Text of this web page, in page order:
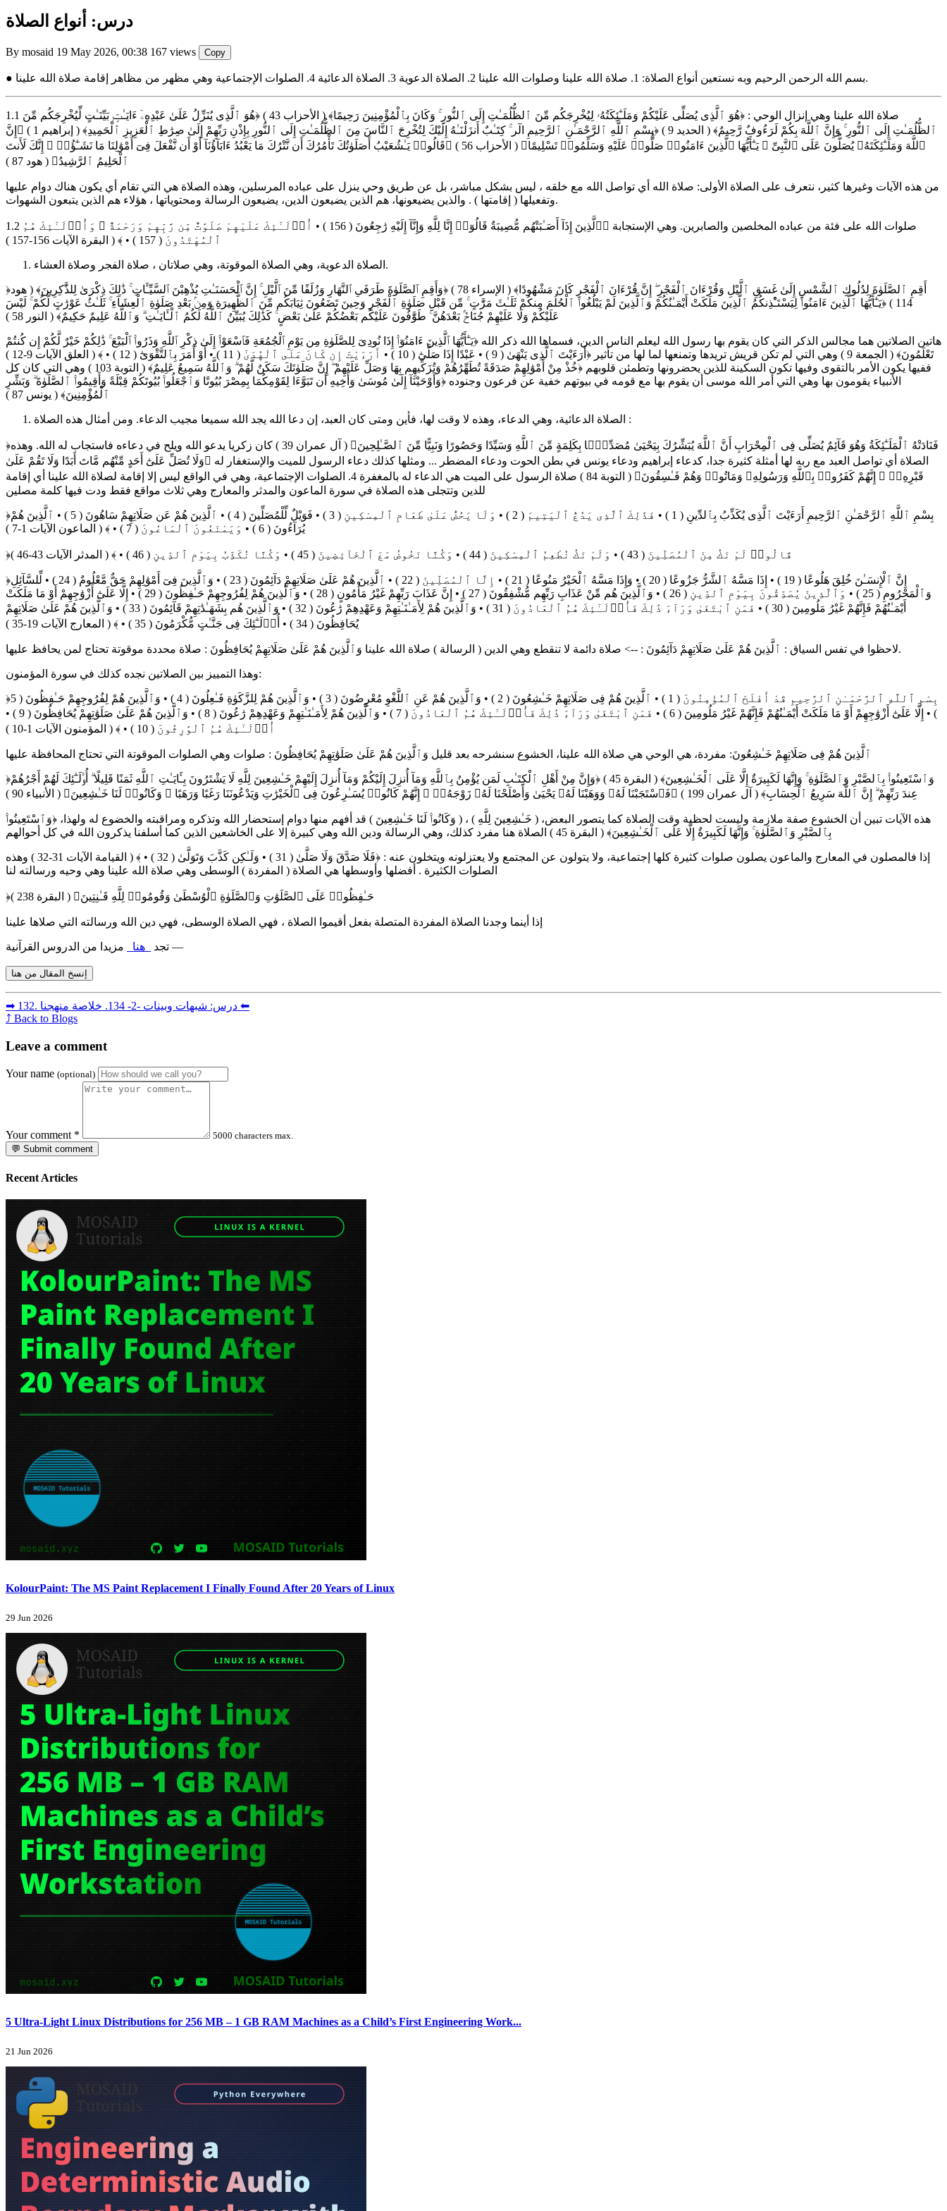
درس: أنواع الصلاة
By mosaid 19 May 2026, 00:38 167 views Copy
● بسم الله الرحمن الرحيم وبه نستعين أنواع الصلاة: 1. صلاة الله علينا وصلوات الله علينا 2. الصلاة الدعوية 3. الصلاة الدعائية 4. الصلوات الإجتماعية وهي مظهر من مظاهر إقامة صلاة الله علينا.
1.1 صلاة الله علينا وهي إنزال الوحي : ﴿هُوَ ٱلَّذِى يُصَلِّى عَلَيْكُمْ وَمَلَـٰٓئِكَتُهُۥ لِيُخْرِجَكُم مِّنَ ٱلظُّلُمَـٰتِ إِلَى ٱلنُّورِ ۚ وَكَانَ بِٱلْمُؤْمِنِينَ رَحِيمًا﴾ ( الأحزاب 43 ) ﴿هُوَ ٱلَّذِى يُنَزِّلُ عَلَىٰ عَبْدِهِۦٓ ءَايَـٰتٍۭ بَيِّنَـٰتٍ لِّيُخْرِجَكُم مِّنَ
ٱلظُّلُمَـٰتِ إِلَى ٱلنُّورِ ۚ وَإِنَّ ٱللَّهَ بِكُمْ لَرَءُوفٌ رَّحِيمٌ﴾ ( الحديد 9 ) ﴿بِسْمِ ٱللَّهِ ٱلرَّحْمَـٰنِ ٱلرَّحِيمِ الٓر ۚ كِتَـٰبٌ أَنزَلْنَـٰهُ إِلَيْكَ لِتُخْرِجَ ٱلنَّاسَ مِنَ ٱلظُّلُمَـٰتِ إِلَى ٱلنُّورِ بِإِذْنِ رَبِّهِمْ إِلَىٰ صِرَٰطِ ٱلْعَزِيزِ ٱلْحَمِيدِ﴾ ( إبراهيم 1 ) ﴿إِنَّ
ٱللَّهَ وَمَلَـٰٓئِكَتَهُۥ يُصَلُّونَ عَلَى ٱلنَّبِىِّ ۚ يَـٰٓأَيُّهَا ٱلَّذِينَ ءَامَنُوا۟ صَلُّوا۟ عَلَيْهِ وَسَلِّمُوا۟ تَسْلِيمًا﴾ ( الأحزاب 56 ) ﴿قَالُوا۟ يَـٰشُعَيْبُ أَصَلَوٰتُكَ تَأْمُرُكَ أَن نَّتْرُكَ مَا يَعْبُدُ ءَابَآؤُنَآ أَوْ أَن نَّفْعَلَ فِىٓ أَمْوَٰلِنَا مَا نَشَـٰٓؤُا۟ ۖ إِنَّكَ لَأَنتَ
ٱلْحَلِيمُ ٱلرَّشِيدُ﴾ ( هود 87 )
من هذه الآيات وغيرها كثير، نتعرف على الصلاة الأولى: صلاة الله أي تواصل الله مع خلقه ، ليس بشكل مباشر، بل عن طريق وحي ينزل على عباده المرسلين، وهذه الصلاة هي التي تقام أي يكون هناك دوام عليها
وتفعيلها ( إقامتها ) . والذين يضيعونها، هم الذين يضيعون الدين، يضيعون الرسالة ومحتوياتها ، هؤلاء هم الذين يتبعون الشهوات.
1.2 صلوات الله على فئة من عباده المخلصين والصابرين. وهي الإستجابة ﴿ٱلَّذِينَ إِذَآ أَصَـٰبَتْهُم مُّصِيبَةٌ قَالُوٓا۟ إِنَّا لِلَّهِ وَإِنَّآ إِلَيْهِ رَٰجِعُونَ ( 156 ) • أُو۟لَـٰٓئِكَ عَلَيْهِمْ صَلَوَٰتٌ مِّن رَّبِّهِمْ وَرَحْمَةٌ ۖ وَأُو۟لَـٰٓئِكَ هُمُ
ٱلْمُهْتَدُونَ ( 157 ) • ﴾ ( البقرة الآيات 156-157 )
الصلاة الدعوية، وهي الصلاة الموقوتة، وهي صلاتان ، صلاة الفجر وصلاة العشاء.
﴿أَقِمِ ٱلصَّلَوٰةَ لِدُلُوكِ ٱلشَّمْسِ إِلَىٰ غَسَقِ ٱلَّيْلِ وَقُرْءَانَ ٱلْفَجْرِ ۖ إِنَّ قُرْءَانَ ٱلْفَجْرِ كَانَ مَشْهُودًا﴾ ( الإسراء 78 ) ﴿وَأَقِمِ ٱلصَّلَوٰةَ طَرَفَىِ ٱلنَّهَارِ وَزُلَفًا مِّنَ ٱلَّيْلِ ۚ إِنَّ ٱلْحَسَنَـٰتِ يُذْهِبْنَ ٱلسَّيِّـَٔاتِ ۚ ذَٰلِكَ ذِكْرَىٰ لِلذَّٰكِرِينَ﴾ ( هود
114 ) ﴿يَـٰٓأَيُّهَا ٱلَّذِينَ ءَامَنُوا۟ لِيَسْتَـْٔذِنكُمُ ٱلَّذِينَ مَلَكَتْ أَيْمَـٰنُكُمْ وَٱلَّذِينَ لَمْ يَبْلُغُوا۟ ٱلْحُلُمَ مِنكُمْ ثَلَـٰثَ مَرَّٰتٍ ۚ مِّن قَبْلِ صَلَوٰةِ ٱلْفَجْرِ وَحِينَ تَضَعُونَ ثِيَابَكُم مِّنَ ٱلظَّهِيرَةِ وَمِنۢ بَعْدِ صَلَوٰةِ ٱلْعِشَآءِ ۚ ثَلَـٰثُ عَوْرَٰتٍ لَّكُمْ ۚ لَيْسَ
عَلَيْكُمْ وَلَا عَلَيْهِمْ جُنَاحٌۢ بَعْدَهُنَّ ۚ طَوَّٰفُونَ عَلَيْكُم بَعْضُكُمْ عَلَىٰ بَعْضٍ ۚ كَذَٰلِكَ يُبَيِّنُ ٱللَّهُ لَكُمُ ٱلْـَٔايَـٰتِ ۗ وَٱللَّهُ عَلِيمٌ حَكِيمٌ﴾ ( النور 58 )
هاتين الصلاتين هما مجالس الذكر التي كان يقوم بها رسول الله ليعلم الناس الدين، فسماها الله ذكر الله ﴿يَـٰٓأَيُّهَا ٱلَّذِينَ ءَامَنُوٓا۟ إِذَا نُودِىَ لِلصَّلَوٰةِ مِن يَوْمِ ٱلْجُمُعَةِ فَٱسْعَوْا۟ إِلَىٰ ذِكْرِ ٱللَّهِ وَذَرُوا۟ ٱلْبَيْعَ ۚ ذَٰلِكُمْ خَيْرٌ لَّكُمْ إِن كُنتُمْ
تَعْلَمُونَ﴾ ( الجمعة 9 ) وهي التي لم تكن قريش تريدها وتمنعها لما لها من تأثير ﴿أَرَءَيْتَ ٱلَّذِى يَنْهَىٰ ( 9 ) • عَبْدًا إِذَا صَلَّىٰٓ ( 10 ) • أَرَءَيْتَ إِن كَانَ عَلَى ٱلْهُدَىٰٓ ( 11 ) • أَوْ أَمَرَ بِٱلتَّقْوَىٰٓ ( 12 ) • ﴾ ( العلق الآيات 9-12 )
ففيها يكون الأمر بالتقوى وفيها تكون السكينة للذين يحضرونها وتطمئن قلوبهم ﴿خُذْ مِنْ أَمْوَٰلِهِمْ صَدَقَةً تُطَهِّرُهُمْ وَتُزَكِّيهِم بِهَا وَصَلِّ عَلَيْهِمْ ۖ إِنَّ صَلَوٰتَكَ سَكَنٌ لَّهُمْ ۗ وَٱللَّهُ سَمِيعٌ عَلِيمٌ﴾ ( التوبة 103 ) وهي التي كان كل
الأنبياء يقومون بها وهي التي أمر الله موسى أن يقوم بها مع قومه في بيوتهم خفية عن فرعون وجنوده ﴿وَأَوْحَيْنَآ إِلَىٰ مُوسَىٰ وَأَخِيهِ أَن تَبَوَّءَا لِقَوْمِكُمَا بِمِصْرَ بُيُوتًا وَٱجْعَلُوا۟ بُيُوتَكُمْ قِبْلَةً وَأَقِيمُوا۟ ٱلصَّلَوٰةَ ۗ وَبَشِّرِ
ٱلْمُؤْمِنِينَ﴾ ( يونس 87 )
الصلاة الدعائية، وهي الدعاء، وهذه لا وقت لها، فأين ومتى كان العبد، إن دعا الله يجد الله سميعا مجيب الدعاء. ومن أمثال هذه الصلاة :
﴿فَنَادَتْهُ ٱلْمَلَـٰٓئِكَةُ وَهُوَ قَآئِمٌ يُصَلِّى فِى ٱلْمِحْرَابِ أَنَّ ٱللَّهَ يُبَشِّرُكَ بِيَحْيَىٰ مُصَدِّقًۢا بِكَلِمَةٍ مِّنَ ٱللَّهِ وَسَيِّدًا وَحَصُورًا وَنَبِيًّا مِّنَ ٱلصَّـٰلِحِينَ﴾ ( آل عمران 39 ) كان زكريا يدعو الله ويلح في دعاءه فاستجاب له الله. وهذه
الصلاة أي تواصل العبد مع ربه لها أمثلة كثيرة جدا، كدعاء إبراهيم ودعاء يونس في بطن الحوت ودعاء المضطر ... ومثلها كذلك دعاء الرسول للميت والإستغفار له ﴿وَلَا تُصَلِّ عَلَىٰٓ أَحَدٍ مِّنْهُم مَّاتَ أَبَدًا وَلَا تَقُمْ عَلَىٰ
قَبْرِهِۦٓ ۖ إِنَّهُمْ كَفَرُوا۟ بِٱللَّهِ وَرَسُولِهِۦ وَمَاتُوا۟ وَهُمْ فَـٰسِقُونَ﴾ ( التوبة 84 ) صلاة الرسول على الميت هي الدعاء له بالمغفرة 4. الصلوات الإجتماعية، وهي في الواقع ليس إلا إقامة لصلاة الله علينا أي إقامة
للدين وتتجلى هذه الصلاة في سورة الماعون والمدثر والمعارج وهي ثلاث مواقع فقط ودت فيها كلمة مصلين
﴿بِسْمِ ٱللَّهِ ٱلرَّحْمَـٰنِ ٱلرَّحِيمِ أَرَءَيْتَ ٱلَّذِى يُكَذِّبُ بِٱلدِّينِ ( 1 ) • فَذَٰلِكَ ٱلَّذِى يَدُعُّ ٱلْيَتِيمَ ( 2 ) • وَلَا يَحُضُّ عَلَىٰ طَعَامِ ٱلْمِسْكِينِ ( 3 ) • فَوَيْلٌ لِّلْمُصَلِّينَ ( 4 ) • ٱلَّذِينَ هُمْ عَن صَلَاتِهِمْ سَاهُونَ ( 5 ) • ٱلَّذِينَ هُمْ
يُرَآءُونَ ( 6 ) • وَيَمْنَعُونَ ٱلْمَاعُونَ ( 7 ) • ﴾ ( الماعون الآيات 1-7 )
﴿قَالُوا۟ لَمْ نَكُ مِنَ ٱلْمُصَلِّينَ ( 43 ) • وَلَمْ نَكُ نُطْعِمُ ٱلْمِسْكِينَ ( 44 ) • وَكُنَّا نَخُوضُ مَعَ ٱلْخَآئِضِينَ ( 45 ) • وَكُنَّا نُكَذِّبُ بِيَوْمِ ٱلدِّينِ ( 46 ) • ﴾ ( المدثر الآيات 43-46 )
﴿إِنَّ ٱلْإِنسَـٰنَ خُلِقَ هَلُوعًا ( 19 ) • إِذَا مَسَّهُ ٱلشَّرُّ جَزُوعًا ( 20 ) • وَإِذَا مَسَّهُ ٱلْخَيْرُ مَنُوعًا ( 21 ) • إِلَّا ٱلْمُصَلِّينَ ( 22 ) • ٱلَّذِينَ هُمْ عَلَىٰ صَلَاتِهِمْ دَآئِمُونَ ( 23 ) • وَٱلَّذِينَ فِىٓ أَمْوَٰلِهِمْ حَقٌّ مَّعْلُومٌ ( 24 ) • لِّلسَّآئِلِ
وَٱلْمَحْرُومِ ( 25 ) • وَٱلَّذِينَ يُصَدِّقُونَ بِيَوْمِ ٱلدِّينِ ( 26 ) • وَٱلَّذِينَ هُم مِّنْ عَذَابِ رَبِّهِم مُّشْفِقُونَ ( 27 ) • إِنَّ عَذَابَ رَبِّهِمْ غَيْرُ مَأْمُونٍ ( 28 ) • وَٱلَّذِينَ هُمْ لِفُرُوجِهِمْ حَـٰفِظُونَ ( 29 ) • إِلَّا عَلَىٰٓ أَزْوَٰجِهِمْ أَوْ مَا مَلَكَتْ
أَيْمَـٰنُهُمْ فَإِنَّهُمْ غَيْرُ مَلُومِينَ ( 30 ) • فَمَنِ ٱبْتَغَىٰ وَرَآءَ ذَٰلِكَ فَأُو۟لَـٰٓئِكَ هُمُ ٱلْعَادُونَ ( 31 ) • وَٱلَّذِينَ هُمْ لِأَمَـٰنَـٰتِهِمْ وَعَهْدِهِمْ رَٰعُونَ ( 32 ) • وَٱلَّذِينَ هُم بِشَهَـٰدَٰتِهِمْ قَآئِمُونَ ( 33 ) • وَٱلَّذِينَ هُمْ عَلَىٰ صَلَاتِهِمْ
يُحَافِظُونَ ( 34 ) • أُو۟لَـٰٓئِكَ فِى جَنَّـٰتٍ مُّكْرَمُونَ ( 35 ) • ﴾ ( المعارج الآيات 19-35 )
لاحظوا في تفس السياق : ٱلَّذِينَ هُمْ عَلَىٰ صَلَاتِهِمْ دَآئِمُونَ : --> صلاة دائمة لا تنقطع وهي الدين ( الرسالة ) صلاة الله علينا وَٱلَّذِينَ هُمْ عَلَىٰ صَلَاتِهِمْ يُحَافِظُونَ : صلاة محددة موقوتة تحتاج لمن يحافظ عليها.
وهذا التمييز بين الصلاتين نجده كذلك في سورة المؤمنون:
﴿بِسْمِ ٱللَّهِ ٱلرَّحْمَـٰنِ ٱلرَّحِيمِ قَدْ أَفْلَحَ ٱلْمُؤْمِنُونَ ( 1 ) • ٱلَّذِينَ هُمْ فِى صَلَاتِهِمْ خَـٰشِعُونَ ( 2 ) • وَٱلَّذِينَ هُمْ عَنِ ٱللَّغْوِ مُعْرِضُونَ ( 3 ) • وَٱلَّذِينَ هُمْ لِلزَّكَوٰةِ فَـٰعِلُونَ ( 4 ) • وَٱلَّذِينَ هُمْ لِفُرُوجِهِمْ حَـٰفِظُونَ ( 5
) • إِلَّا عَلَىٰٓ أَزْوَٰجِهِمْ أَوْ مَا مَلَكَتْ أَيْمَـٰنُهُمْ فَإِنَّهُمْ غَيْرُ مَلُومِينَ ( 6 ) • فَمَنِ ٱبْتَغَىٰ وَرَآءَ ذَٰلِكَ فَأُو۟لَـٰٓئِكَ هُمُ ٱلْعَادُونَ ( 7 ) • وَٱلَّذِينَ هُمْ لِأَمَـٰنَـٰتِهِمْ وَعَهْدِهِمْ رَٰعُونَ ( 8 ) • وَٱلَّذِينَ هُمْ عَلَىٰ صَلَوَٰتِهِمْ يُحَافِظُونَ ( 9 ) •
أُو۟لَـٰٓئِكَ هُمُ ٱلْوَٰرِثُونَ ( 10 ) • ﴾ ( المؤمنون الآيات 1-10 )
ٱلَّذِينَ هُمْ فِى صَلَاتِهِمْ خَـٰشِعُونَ: مفردة، هي الوحي هي صلاة الله علينا، الخشوع سنشرحه بعد قليل وَٱلَّذِينَ هُمْ عَلَىٰ صَلَوَٰتِهِمْ يُحَافِظُونَ : صلوات وهي الصلوات الموقوتة التي تحتاج المحافظة عليها
﴿وَٱسْتَعِينُوا۟ بِٱلصَّبْرِ وَٱلصَّلَوٰةِ ۚ وَإِنَّهَا لَكَبِيرَةٌ إِلَّا عَلَى ٱلْخَـٰشِعِينَ﴾ ( البقرة 45 ) ﴿وَإِنَّ مِنْ أَهْلِ ٱلْكِتَـٰبِ لَمَن يُؤْمِنُ بِٱللَّهِ وَمَآ أُنزِلَ إِلَيْكُمْ وَمَآ أُنزِلَ إِلَيْهِمْ خَـٰشِعِينَ لِلَّهِ لَا يَشْتَرُونَ بِـَٔايَـٰتِ ٱللَّهِ ثَمَنًا قَلِيلًا ۗ أُو۟لَـٰٓئِكَ لَهُمْ أَجْرُهُمْ
عِندَ رَبِّهِمْ ۗ إِنَّ ٱللَّهَ سَرِيعُ ٱلْحِسَابِ﴾ ( آل عمران 199 ) ﴿فَٱسْتَجَبْنَا لَهُۥ وَوَهَبْنَا لَهُۥ يَحْيَىٰ وَأَصْلَحْنَا لَهُۥ زَوْجَهُۥٓ ۚ إِنَّهُمْ كَانُوا۟ يُسَـٰرِعُونَ فِى ٱلْخَيْرَٰتِ وَيَدْعُونَنَا رَغَبًا وَرَهَبًا ۖ وَكَانُوا۟ لَنَا خَـٰشِعِينَ﴾ ( الأنبياء 90 )
هذه الآيات تبين أن الخشوع صفة ملازمة وليست لحظية وقت الصلاة كما يتصور البعض، ( خَـٰشِعِينَ لِلَّهِ ) ، ( وَكَانُوا۟ لَنَا خَـٰشِعِينَ ) قد أفهم منها دوام إستحضار الله وتذكره ومراقبته والخضوع له ولهذا، ﴿وَٱسْتَعِينُوا۟
بِٱلصَّبْرِ وَٱلصَّلَوٰةِ ۚ وَإِنَّهَا لَكَبِيرَةٌ إِلَّا عَلَى ٱلْخَـٰشِعِينَ﴾ ( البقرة 45 ) الصلاة هنا مفرد كذلك، وهي الرسالة ودين الله وهي كبيرة إلا على الخاشعين الذين كما أسلفنا يذكرون الله في كل أحوالهم
إذا فالمصلون في المعارج والماعون يصلون صلوات كثيرة كلها إجتماعية، ولا يتولون عن المجتمع ولا يعتزلونه ويتخلون عنه : ﴿فَلَا صَدَّقَ وَلَا صَلَّىٰ ( 31 ) • وَلَـٰكِن كَذَّبَ وَتَوَلَّىٰ ( 32 ) • ﴾ ( القيامة الآيات 31-32 ) وهذه
الصلوات الكثيرة . أفضلها وأوسطها هي الصلاة ( المفردة ) الوسطى وهي صلاة الله علينا وهي وحيه ورسالته لنا
﴿حَـٰفِظُوا۟ عَلَى ٱلصَّلَوَٰتِ وَٱلصَّلَوٰةِ ٱلْوُسْطَىٰ وَقُومُوا۟ لِلَّهِ قَـٰنِتِينَ﴾ ( البقرة 238 )
إذا أينما وجدنا الصلاة المفردة المتصلة بفعل أقيموا الصلاة ، فهي الصلاة الوسطى، فهي دين الله ورسالته التي صلاها علينا
تجد هنا مزيدا من الدروس القرآنية —
إنسخ المقال من هنا
➡︎ 132. درس: شبهات وبينات -2- 134. خلاصة منهجنا ⬅︎
⤴ Back to Blogs
Leave a comment
Your name (optional)
Your comment *
5000 characters max.
💬 Submit comment
Recent Articles
KolourPaint: The MS Paint Replacement I Finally Found After 20 Years of Linux
29 Jun 2026
5 Ultra-Light Linux Distributions for 256 MB – 1 GB RAM Machines as a Child’s First Engineering Work...
21 Jun 2026